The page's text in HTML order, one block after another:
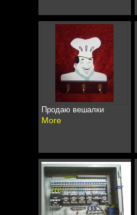
Продаю вешалки
More